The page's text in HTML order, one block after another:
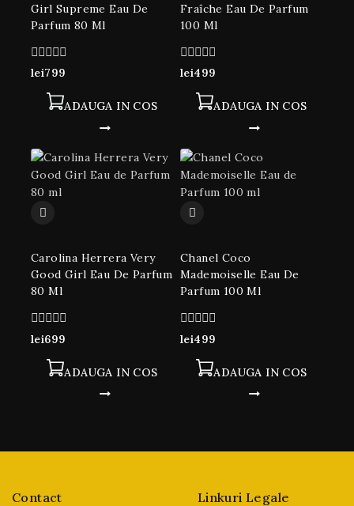
Girl Supreme Eau De
Parfum 80 Ml
0
lei799
ADAUGA IN COS
Fraîche Eau De Parfum
100 Ml
0
lei499
ADAUGA IN COS
Carolina Herrera Very
Good Girl Eau De Parfum
80 Ml
0
lei699
ADAUGA IN COS
Chanel Coco
Mademoiselle Eau De
Parfum 100 Ml
0
lei499
ADAUGA IN COS
Contact Linkuri Legale